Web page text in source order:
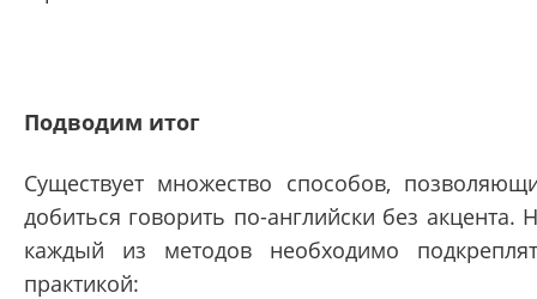
Подводим итог
Существует множество способов,
добиться говорить по-английски без акцента.
каждый из методов необходимо
практикой: